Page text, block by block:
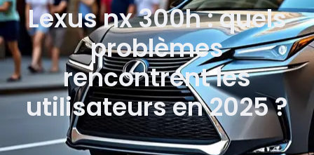
Lexus nx 300h : quels
problèmes
rencontrent les
utilisateurs en 2025 ?